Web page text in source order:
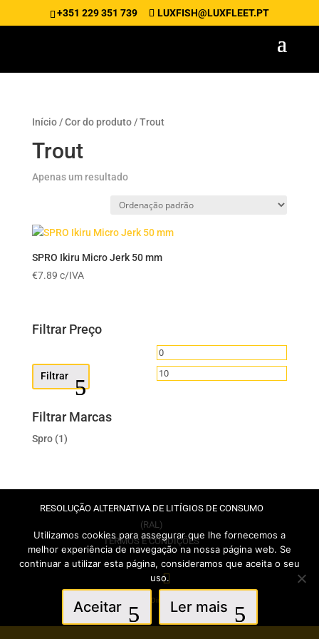
+351 229 351 739 LUXFISH@LUXFLEET.PT
Início/ Cor do produto / Trout
Trout
Apenas um resultado
SPRO Ikiru Micro Jerk 50 mm
€7.89 c/IVA
Filtrar Preço
Preço
mínimo
Filtrar
Filtrar Marcas
Spro (1)
RESOLUÇÃO ALTERNATIVA DE LITÍGIOS DE CONSUMO
(RAL)
TERMOS E CONDIÇÕES
© Luxfish 2017 - Todos os Direitos Reservados |infogenial
Utilizamos cookies para assegurar que lhe fornecemos a
melhor experiência de navegação na nossa página web. Se
continuar a utilizar esta página, consideramos que aceita o seu
uso.
Aceitar Ler mais